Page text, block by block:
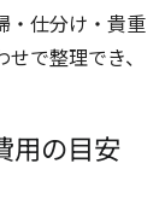
・仕分け・貴重
で整理でき、
用の目安